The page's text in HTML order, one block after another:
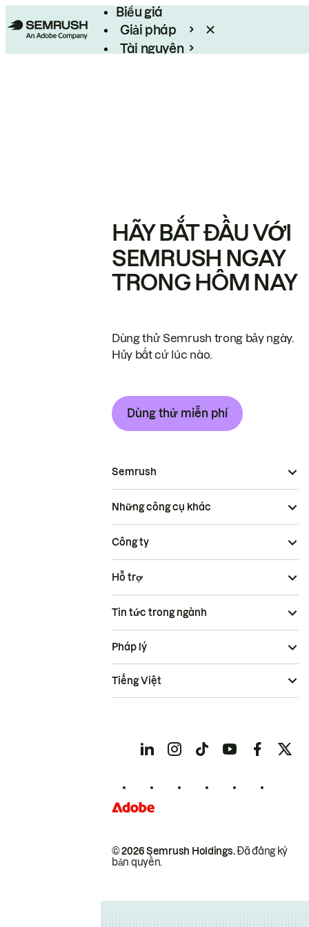
Biểu giá
Giải pháp
Tài nguyên
HÃY BẮT ĐẦU VỚI
SEMRUSH NGAY
TRONG HÔM NAY
Dùng thử Semrush trong bảy ngày.
Hủy bất cứ lúc nào.
Dùng thử miễn phí
Semrush
Những công cụ khác
Công ty
Hỗ trợ
Tin tức trong ngành
© 2026 Semrush Holdings.Đã đăng ký
bản quyền.
Pháp lý
Tiếng Việt